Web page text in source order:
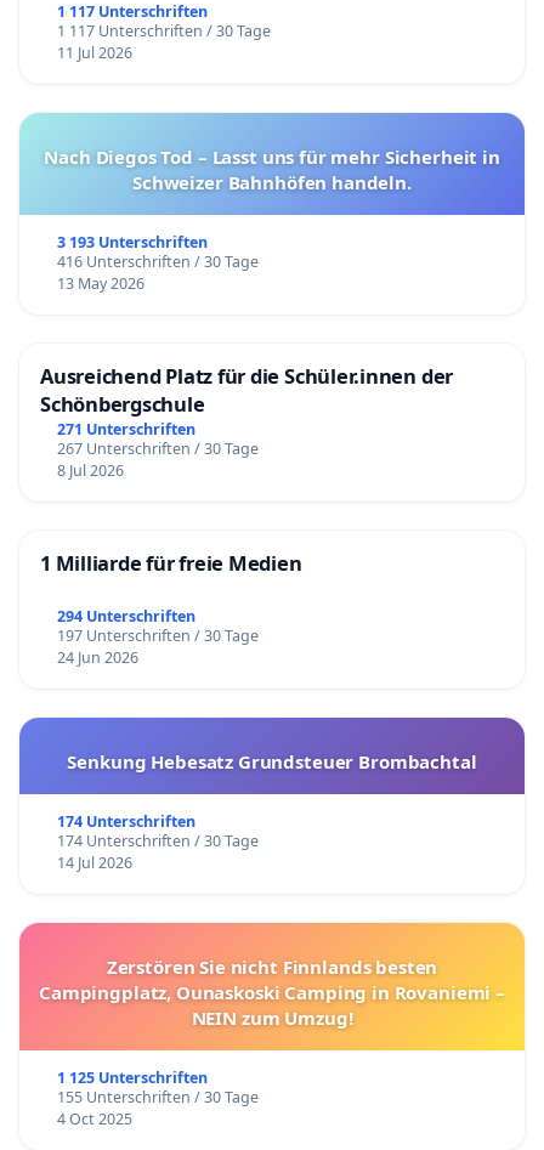
1 117 Unterschriften
1 117 Unterschriften / 30 Tage
11 Jul 2026
Nach Diegos Tod – Lasst uns für mehr Sicherheit in
Schweizer Bahnhöfen handeln.
3 193 Unterschriften
416 Unterschriften / 30 Tage
13 May 2026
Ausreichend Platz für die Schüler.innen der
Schönbergschule
271 Unterschriften
267 Unterschriften / 30 Tage
8 Jul 2026
1 Milliarde für freie Medien
294 Unterschriften
197 Unterschriften / 30 Tage
24 Jun 2026
Senkung Hebesatz Grundsteuer Brombachtal
174 Unterschriften
174 Unterschriften / 30 Tage
14 Jul 2026
Zerstören Sie nicht Finnlands besten
Campingplatz, Ounaskoski Camping in Rovaniemi –
NEIN zum Umzug!
1 125 Unterschriften
155 Unterschriften / 30 Tage
4 Oct 2025